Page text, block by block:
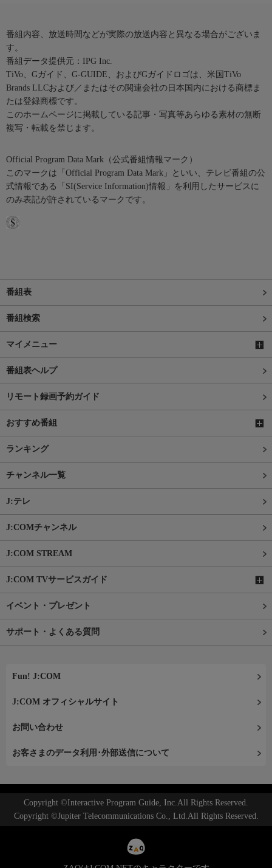
番組内容、放送時間などが実際の放送内容と異なる場合がございま
す。
番組データ提供元：IPG Inc.
TiVo、Gガイド、G-GUIDE、およびGガイドロゴは、米国TiVo
Brands LLCおよび／またはその関連会社の日本国内における商標ま
たは登録商標です。
このホームページに掲載している記事・写真等あらゆる素材の無断
複写・転載を禁じます。
Official Program Data Mark（公式番組情報マーク）
このマークは「Official Program Data Mark」といい、テレビ番組の公
式情報である「SI(Service Information)情報」を利用したサービスに
のみ表記が許されているマークです。
番組表
番組検索
マイメニュー
番組表ヘルプ
リモート録画予約ガイド
おすすめ番組
ランキング
チャンネル一覧
J:テレ
J:COMチャンネル
J:COM STREAM
J:COM TVサービスガイド
イベント・プレゼント
サポート・よくある質問
Fun! J:COM
J:COM オフィシャルサイト
お問い合わせ
お客さまのデータ利用･外部送信について
Copyright ©Interactive Program Guide, Inc.All Rights Reserved.
Copyright ©Jupiter Telecommunications Co., Ltd.All Rights Reserved.